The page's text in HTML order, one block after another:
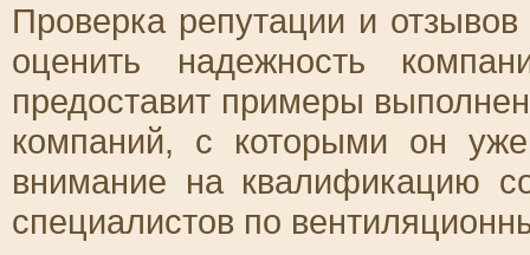
Проверка репутации и
оценить надежность
предоставит примеры
компаний, с которыми он
внимание на квалификацию
специалистов по